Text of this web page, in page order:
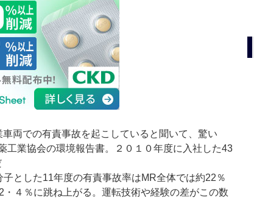
両での有責事故を起こしていると聞いて、驚い
工業協会の環境報告書。２０１０年度に入社した43
とした11年度の有責事故率はMR全体では約22％
４％に跳ね上がる。運転技術や経験の差がこの数